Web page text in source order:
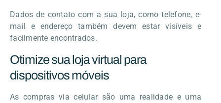
Dados de contato com a sua loja, como telefone, e-
mail e endereço também devem estar visíveis e
facilmente encontrados.
Otimize sua loja virtual para
dispositivos móveis
As compras via celular são uma realidade e uma